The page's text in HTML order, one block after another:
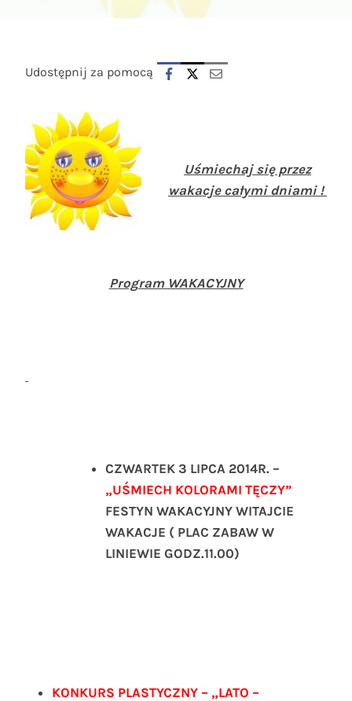
Udostępnij za pomocą
Uśmiechaj się przez
wakacje całymi dniami !
Program WAKACYJNY
CZWARTEK 3 LIPCA 2014R. –
„UŚMIECH KOLORAMI TĘCZY”
FESTYN WAKACYJNY WITAJCIE
WAKACJE ( PLAC ZABAW W
LINIEWIE GODZ.11.00)
KONKURS PLASTYCZNY – „LATO –